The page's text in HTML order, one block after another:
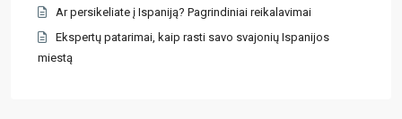
Ar persikeliate į Ispaniją? Pagrindiniai reikalavimai
Ekspertų patarimai, kaip rasti savo svajonių Ispanijos
miestą